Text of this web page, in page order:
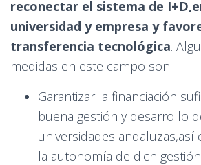
reconectar el sistema de
universidad y empresa y
transferencia tecnológica.
medidas en este campo son:
Garantizar la financiación
buena gestión y desarrollo
universidades
la autonomía de dich gestión